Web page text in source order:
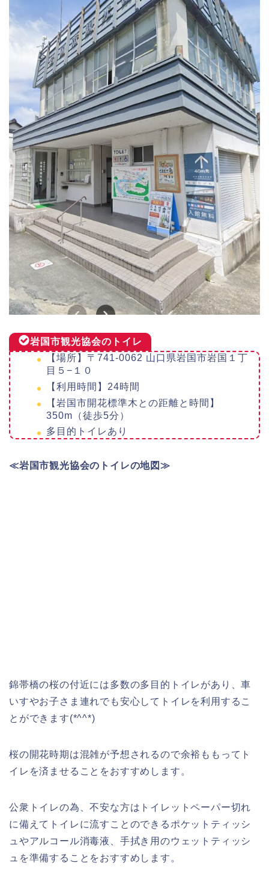
岩国市観光協会のトイレ
【場所】〒741-0062 山口県岩国市岩国１丁
目５−１０
【利用時間】24時間
【岩国市開花標準木との距離と時間】
350m（徒歩5分）
多目的トイレあり
≪岩国市観光協会のトイレの地図≫
錦帯橋の桜の付近には多数の多目的トイレがあり、車
いすやお子さま連れでも安心してトイレを利用するこ
とができます(*^^*)
桜の開花時期は混雑が予想されるので余裕ももってト
イレを済ませることをおすすめします。
公衆トイレの為、不安な方はトイレットペーパー切れ
に備えてトイレに流すことのできるポケットティッシ
ュやアルコール消毒液、手拭き用のウェットティッシ
ュを準備することをおすすめします。